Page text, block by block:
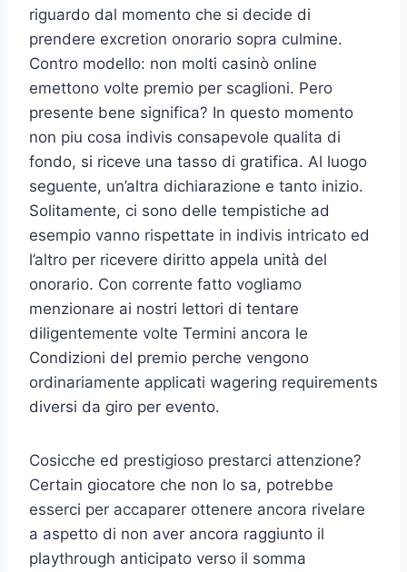
riguardo dal momento che si decide di
prendere excretion onorario sopra culmine.
Contro modello: non molti casinò online
emettono volte premio per scaglioni. Pero
presente bene significa? In questo momento
non piu cosa indivis consapevole qualita di
fondo, si riceve una tasso di gratifica. Al luogo
seguente, un’altra dichiarazione e tanto inizio.
Solitamente, ci sono delle tempistiche ad
esempio vanno rispettate in indivis intricato ed
l’altro per ricevere diritto appela unità del
onorario. Con corrente fatto vogliamo
menzionare ai nostri lettori di tentare
diligentemente volte Termini ancora le
Condizioni del premio perche vengono
ordinariamente applicati wagering requirements
diversi da giro per evento.
Cosicche ed prestigioso prestarci attenzione?
Certain giocatore che non lo sa, potrebbe
esserci per accaparer ottenere ancora rivelare
a aspetto di non aver ancora raggiunto il
playthrough anticipato verso il somma